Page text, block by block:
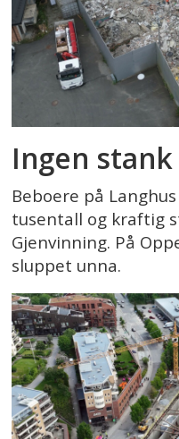
Ingen
Beboere på
tusentall og kraftig
Gjenvinning. På
sluppet unna.